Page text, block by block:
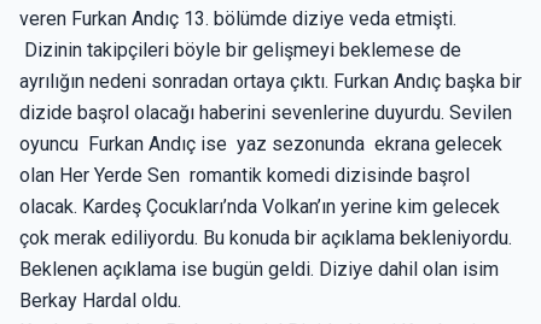
veren Furkan Andıç 13. bölümde diziye veda etmişti.
Dizinin takipçileri böyle bir gelişmeyi beklemese de
ayrılığın nedeni sonradan ortaya çıktı. Furkan Andıç başka bir
dizide başrol olacağı haberini sevenlerine duyurdu. Sevilen
oyuncu Furkan Andıç ise yaz sezonunda ekrana gelecek
olan Her Yerde Sen romantik komedi dizisinde başrol
olacak. Kardeş Çocukları’nda Volkan’ın yerine kim gelecek
çok merak ediliyordu. Bu konuda bir açıklama bekleniyordu.
Beklenen açıklama ise bugün geldi. Diziye dahil olan isim
Berkay Hardal oldu.